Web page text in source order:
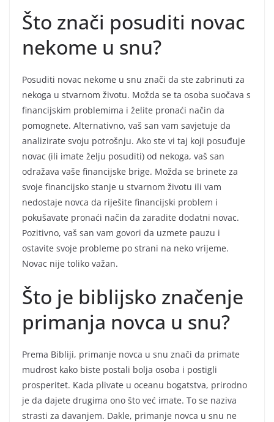
Što znači posuditi novac
nekome u snu?
Posuditi novac nekome u snu znači da ste zabrinuti za
nekoga u stvarnom životu. Možda se ta osoba suočava s
financijskim problemima i želite pronaći način da
pomognete. Alternativno, vaš san vam savjetuje da
analizirate svoju potrošnju. Ako ste vi taj koji posuđuje
novac (ili imate želju posuditi) od nekoga, vaš san
odražava vaše financijske brige. Možda se brinete za
svoje financijsko stanje u stvarnom životu ili vam
nedostaje novca da riješite financijski problem i
pokušavate pronaći način da zaradite dodatni novac.
Pozitivno, vaš san vam govori da uzmete pauzu i
ostavite svoje probleme po strani na neko vrijeme.
Novac nije toliko važan.
Što je biblijsko značenje
primanja novca u snu?
Prema Bibliji, primanje novca u snu znači da primate
mudrost kako biste postali bolja osoba i postigli
prosperitet. Kada plivate u oceanu bogatstva, prirodno
je da dajete drugima ono što već imate. To se naziva
strasti za davanjem. Dakle, primanje novca u snu ne